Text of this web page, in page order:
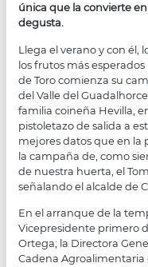
única que la convierte
degusta.
Llega el verano y con él,
los frutos más
de Toro comienza su
del Valle del
familia coineña Hevilla,
pistoletazo de salida a
mejores datos que en la
la campaña de, como
de nuestra huerta, el
señalando el alcalde de
En el arranque de la
Vicepresidente primero
Ortega; la Directora
Cadena Agroalimentaria